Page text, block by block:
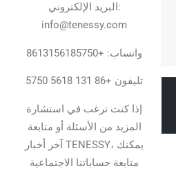
البريد الإلكتروني:
info@tenessy.com
واتساب: +8613156185750
تليفون +86 131 5618 5750
إذا كنت ترغب في استشارة
المزيد من الأسئلة أو متابعة
آخر أخبار TENESSY، يمكنك
متابعة حساباتنا الاجتماعية